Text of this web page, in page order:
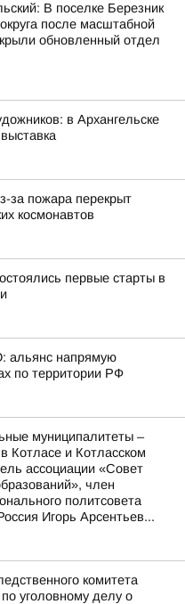
В поселке Березник
после масштабной
обновленный отдел
в Архангельске
за пожара перекрыт
космонавтов
первые старты в
напрямую
по территории РФ
муниципалитеты –
Котласе и Котласском
ассоциации «Совет
член
политсовета
Игорь Арсентьев...
комитета
уголовному делу о